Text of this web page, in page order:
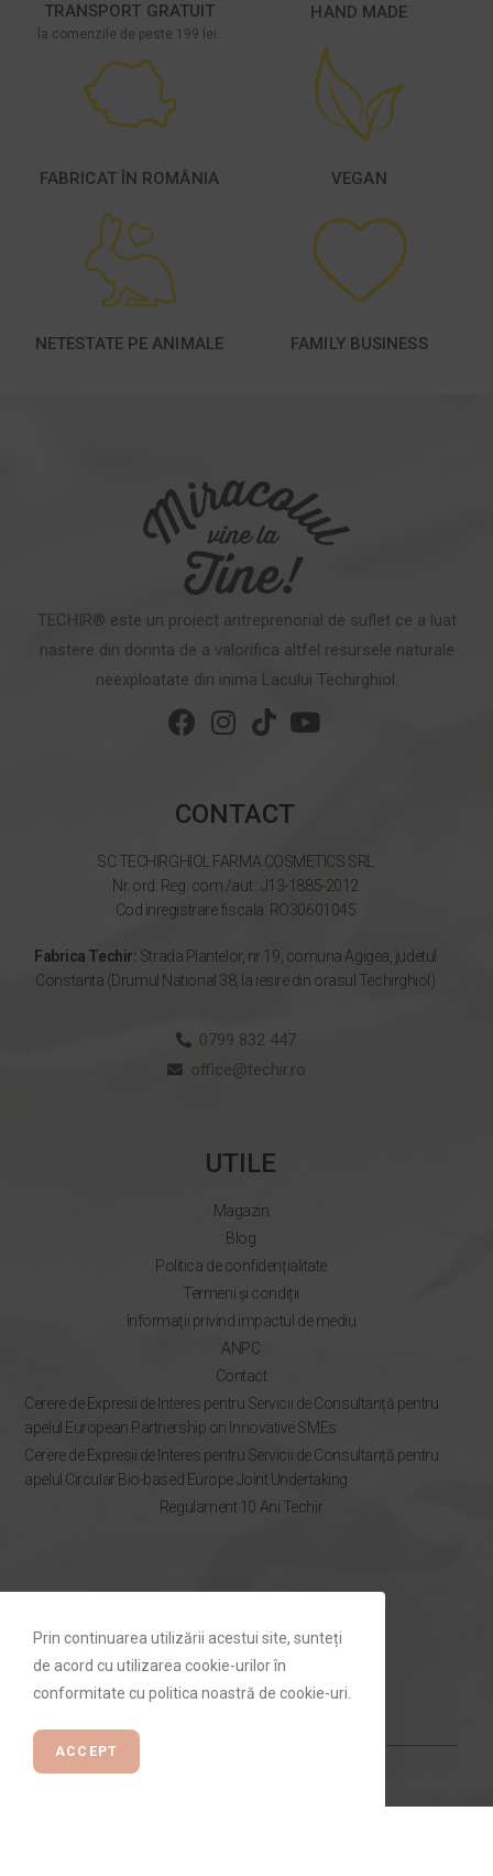
TRANSPORT GRATUIT
la comenzile de peste 199 lei.
HAND MADE
FABRICAT ÎN ROMÂNIA VEGAN
NETESTATE PE ANIMALE FAMILY BUSINESS
TECHIR® este un proiect antreprenorial de suflet ce a luat
nastere din dorinta de a valorifica altfel resursele naturale
neexploatate din inima Lacului Techirghiol.
CONTACT
SC TECHIRGHIOL FARMA COSMETICS SRL
Nr. ord. Reg. com./aut.: J13-1885-2012
Cod inregistrare fiscala: RO30601045
Fabrica Techir: Strada Plantelor, nr 19, comuna Agigea, judetul
Constanta (Drumul National 38, la iesire din orasul Techirghiol)
0799 832 447
office@techir.ro
UTILE
Magazin
Blog
Politica de confidențialitate
Termeni și condiții
Informații privind impactul de mediu
ANPC
Contact
Cerere de Expresii de Interes pentru Servicii de Consultanță pentru
apelul European Partnership on Innovative SMEs
Cerere de Expresii de Interes pentru Servicii de Consultanță pentru
apelul Circular Bio-based Europe Joint Undertaking
Regulament 10 Ani Techir
Rămâi la curent cu ofertele Techir.ro
ABONEAZĂ-TE ⟶
Prin continuarea utilizării acestui site, sunteți
de acord cu utilizarea cookie-urilor în
conformitate cu politica noastră de cookie-uri.
ACCEPT